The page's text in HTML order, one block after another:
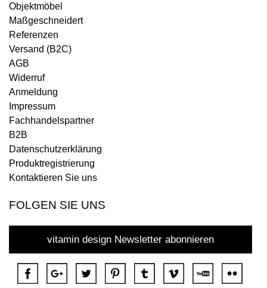
Objektmöbel
Maßgeschneidert
Referenzen
Versand (B2C)
AGB
Widerruf
Anmeldung
Impressum
Fachhandelspartner
B2B
Datenschutzerklärung
Produktregistrierung
Kontaktieren Sie uns
FOLGEN SIE UNS
vitamin design Newsletter abonnieren